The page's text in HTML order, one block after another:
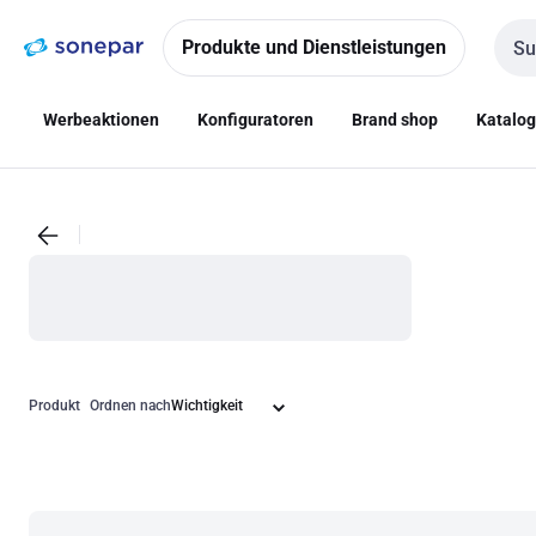
NavigationInhalt
Produkte und Dienstleistungen
Werbeaktionen Konfiguratoren Brand shop
Produkt Ordnen nach